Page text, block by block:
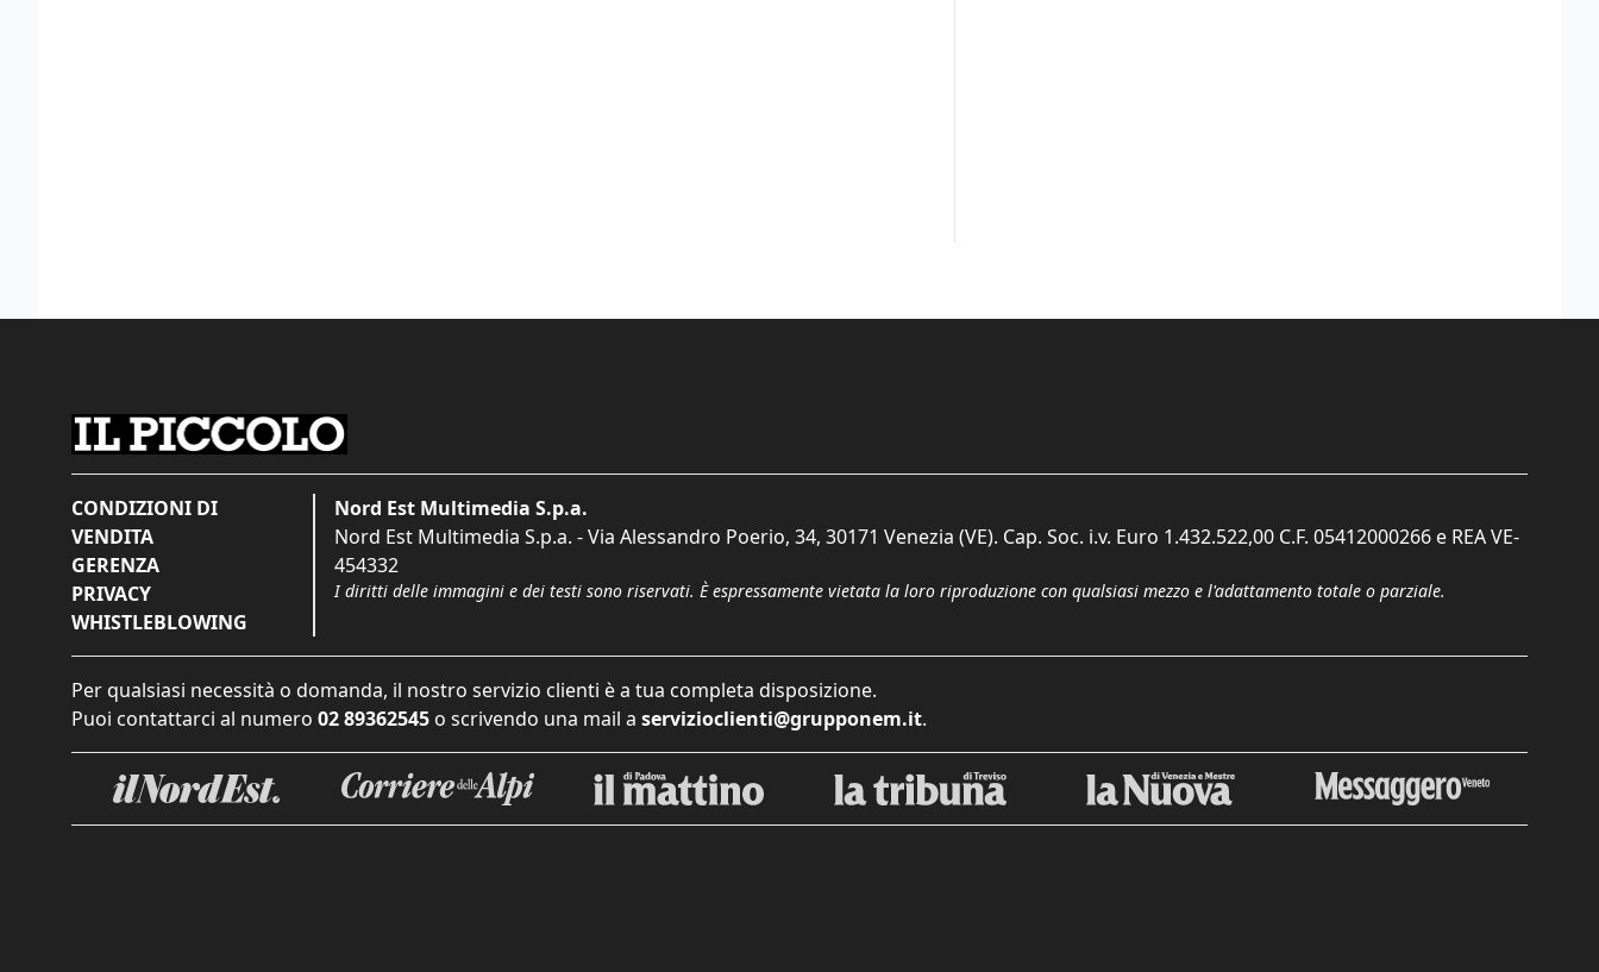
CONDIZIONI DI
VENDITA
GERENZA
PRIVACY
WHISTLEBLOWING
Nord Est Multimedia S.p.a.
Nord Est Multimedia S.p.a. - Via Alessandro Poerio, 34, 30171 Venezia (VE). Cap. Soc. i.v. Euro 1.432.522,00 C.F. 05412000266 e REA VE-
454332
I diritti delle immagini e dei testi sono riservati. È espressamente vietata la loro riproduzione con qualsiasi mezzo e l'adattamento totale o parziale.
Per qualsiasi necessità o domanda, il nostro servizio clienti è a tua completa disposizione.
Puoi contattarci al numero 02 89362545 o scrivendo una mail a servizioclienti@grupponem.it.